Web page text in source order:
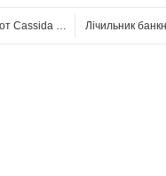
Cassida Xpecto Lite із
Лічильник